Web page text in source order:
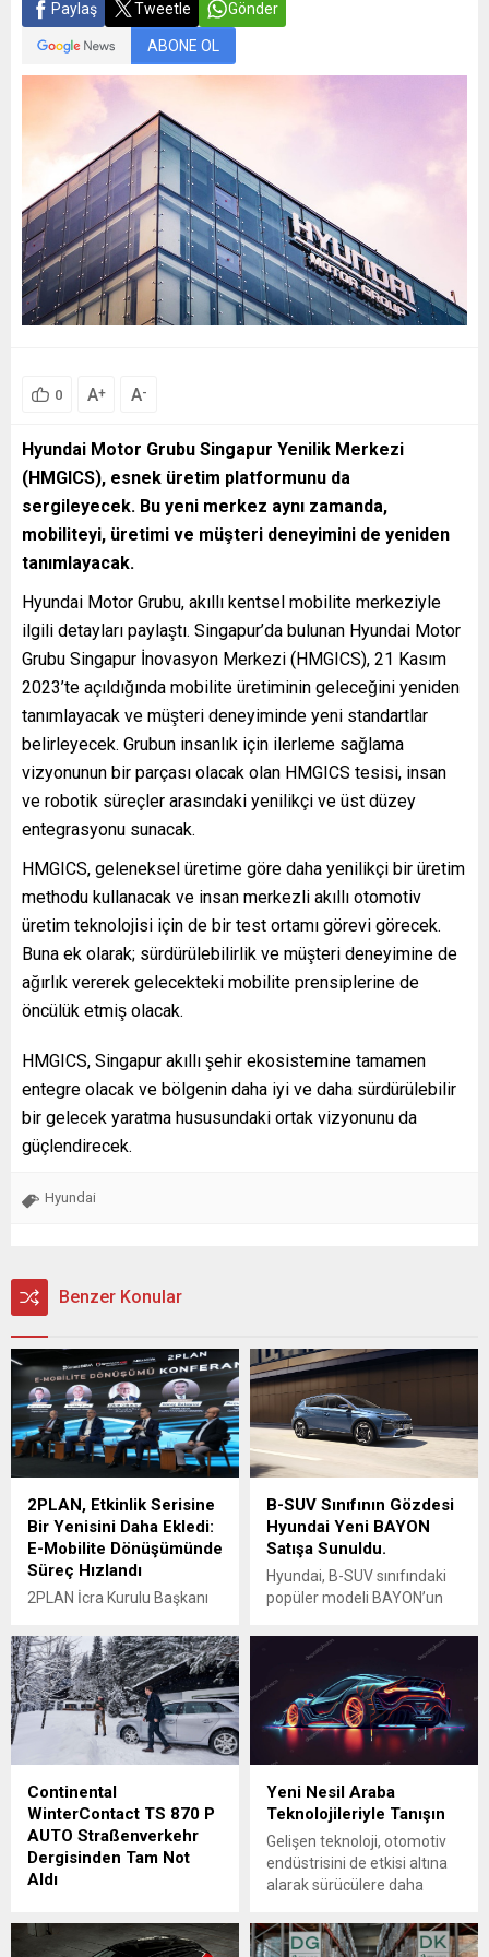
Paylaş Tweetle Gönder
ABONE OL
0 A+ A-
Hyundai Motor Grubu Singapur Yenilik Merkezi
(HMGICS), esnek üretim platformunu da
sergileyecek. Bu yeni merkez aynı zamanda,
mobiliteyi, üretimi ve müşteri deneyimini de yeniden
tanımlayacak.
Hyundai Motor Grubu, akıllı kentsel mobilite merkeziyle
ilgili detayları paylaştı. Singapur’da bulunan Hyundai Motor
Grubu Singapur İnovasyon Merkezi (HMGICS), 21 Kasım
2023’te açıldığında mobilite üretiminin geleceğini yeniden
tanımlayacak ve müşteri deneyiminde yeni standartlar
belirleyecek. Grubun insanlık için ilerleme sağlama
vizyonunun bir parçası olacak olan HMGICS tesisi, insan
ve robotik süreçler arasındaki yenilikçi ve üst düzey
entegrasyonu sunacak.
HMGICS, geleneksel üretime göre daha yenilikçi bir üretim
methodu kullanacak ve insan merkezli akıllı otomotiv
üretim teknolojisi için de bir test ortamı görevi görecek.
Buna ek olarak; sürdürülebilirlik ve müşteri deneyimine de
ağırlık vererek gelecekteki mobilite prensiplerine de
öncülük etmiş olacak.
HMGICS, Singapur akıllı şehir ekosistemine tamamen
entegre olacak ve bölgenin daha iyi ve daha sürdürülebilir
bir gelecek yaratma hususundaki ortak vizyonunu da
güçlendirecek.
Hyundai
Benzer Konular
2PLAN, Etkinlik Serisine
Bir Yenisini Daha Ekledi:
E-Mobilite Dönüşümünde
Süreç Hızlandı
2PLAN İcra Kurulu Başkanı
merak ettiği konuları
uzmanlarla bir araya
getirerek daha anlaşılır ve
erişilebilir bir bilgi ortamı
oluşturuyoruz. Bu
konferansla da otomotivde
değerli katılımcılarımızla
birlikte ele aldık.” dedi. Tofaş
Markalar Direktörü İbrahim
Anaç, “Otomobiller dijital
platforma dönüşüyor.
bir sistem...
B-SUV Sınıfının Gözdesi
Hyundai Yeni BAYON
Satışa Sunuldu.
Hyundai, B-SUV sınıfındaki
popüler modeli BAYON’un
Türkiye pazarına sundu.
BAYON, modern ve şık
tasarımıyla günlük kullanıma
üst düzey konfor katıyor.
Model, benzinli 1.0 litre
turbo ve 1.2 litre atmosferik
farklı donanım seviyesi
sunuyor. Türkiye’deki
Hyundai fabrikasında üretilip
40’tan fazla ülkeye ihraç
edilen yeni BAYON, B-SUV...
Continental
WinterContact TS 870 P
AUTO Straßenverkehr
Dergisinden Tam Not
Aldı
yanmalı hem de elektrikli
araçlar için uygun kış lastiği
Yeni Nesil Araba
Teknolojileriyle Tanışın
Gelişen teknoloji, otomotiv
endüstrisini de etkisi altına
alarak sürücülere daha
dostu araçlar sunmayı
hedefliyor. Son yıllarda öne